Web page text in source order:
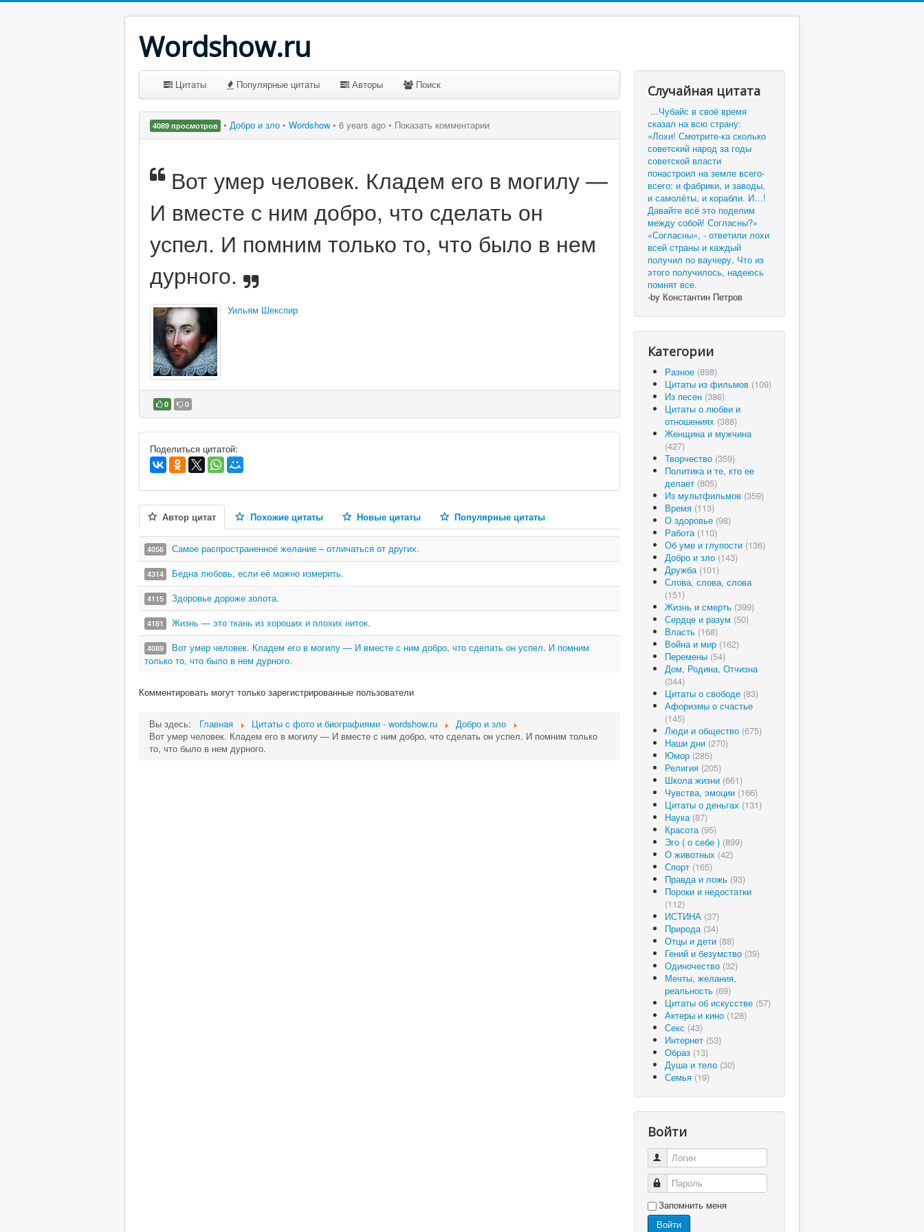
Wordshow.ru
Цитаты Популярные цитаты Авторы Поиск
4089 просмотров • Добро и зло • Wordshow • 6 years ago • Показать комментарии
Вот умер человек. Кладем его в могилу —
И вместе с ним добро, что сделать он
успел. И помним только то, что было в нем
дурного.
Уильям Шекспир
0 0
В избранное
Поделиться цитатой:
Автор цитат Похожие цитаты Новые цитаты Популярные цитаты
4056 Самое распространенное желание – отличаться от других.
4314 Бедна любовь, если её можно измерить.
4115 Здоровье дороже золота.
4181 Жизнь — это ткань из хороших и плохих ниток.
4089
Вот умер человек. Кладем его в могилу — И вместе с ним добро, что сделать он успел. И помним
только то, что было в нем дурного.
Комментировать могут только зарегистрированные пользователи
Вы здесь: Главная Цитаты c фото и биографиями - wordshow.ru
Добро и зло
Вот умер человек. Кладем его в могилу — И вместе с ним добро, что сделать он успел. И помним только
то, что было в нем дурного.
Случайная цитата
...Чубайс в своё время
сказал на всю страну:
«Лохи! Смотрите-ка сколько
советский народ за годы
советской власти
понастроил на земле всего-
всего: и фабрики, и заводы,
и самолёты, и корабли. И…!
Давайте всё это поделим
между собой! Согласны?»
«Согласны», - ответили лохи
всей страны и каждый
получил по ваучеру. Что из
этого получилось, надеюсь
помнят все.
-by Константин Петров
Категории
Разное (898)
Цитаты из фильмов (109)
Из песен (386)
Цитаты о любви и
отношениях (388)
Женщина и мужчина
(427)
Творчество (359)
Политика и те, кто ее
делает (805)
Из мультфильмов (359)
Время (113)
О здоровье (98)
Работа (110)
Об уме и глупости (136)
Добро и зло (143)
Дружба (101)
Слова, слова, слова
(151)
Жизнь и смерть (399)
Сердце и разум (50)
Власть (168)
Война и мир (162)
Перемены (54)
Дом, Родина, Отчизна
(344)
Цитаты о свободе (83)
Афоризмы о счастье
(145)
Люди и общество (675)
Наши дни (270)
Юмор (285)
Религия (205)
Школа жизни (661)
Чувства, эмоции (166)
Цитаты о деньгах (131)
Наука (87)
Красота (95)
Эго ( о себе ) (899)
О животных (42)
Спорт (165)
Правда и ложь (93)
Пороки и недостатки
(112)
ИСТИНА (37)
Природа (34)
Отцы и дети (88)
Гений и безумство (39)
Одиночество (32)
Мечты, желания,
реальность (69)
Цитаты об искусстве (57)
Актеры и кино (128)
Секс (43)
Интернет (53)
Образ (13)
Душа и тело (30)
Семья (19)
Войти
Логин
Пароль
Запомнить меня
Войти